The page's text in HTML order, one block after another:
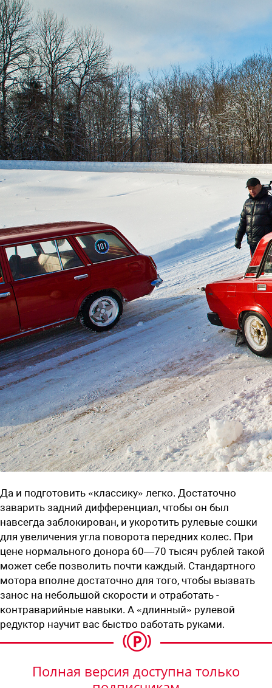
Да и подготовить «классику» легко. Достаточно
заварить задний дифференциал, чтобы он был
навсегда заблокирован, и укоротить рулевые сошки
для увеличения угла поворота передних колес. При
цене нормального донора ­60—70 тысяч рублей такой
может себе позволить почти каждый. Стандартного
мотора вполне достаточно для того, чтобы вызвать
занос на небольшой скорости и отработать ­
контраварийные навыки. А «длинный» рулевой
редуктор научит вас быстро работать руками.
Полная версия доступна только